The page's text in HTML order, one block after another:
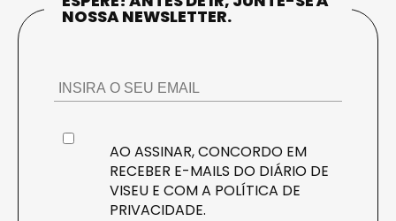
NOSSA NEWSLETTER.
AO ASSINAR, CONCORDO EM
RECEBER E-MAILS DO DIÁRIO DE
VISEU E COM A POLÍTICA DE
PRIVACIDADE.